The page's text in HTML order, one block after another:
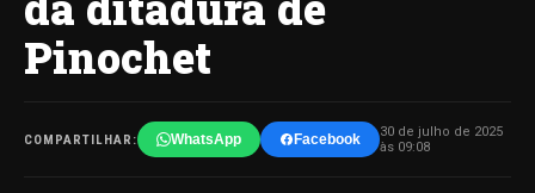
Pinochet
COMPARTILHAR: WhatsApp Facebook
30 de julho de 2025
às 09:08